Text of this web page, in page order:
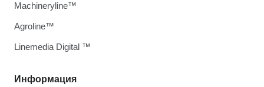
Информация
Machineryline™
Agroline™
Linemedia Digital ™